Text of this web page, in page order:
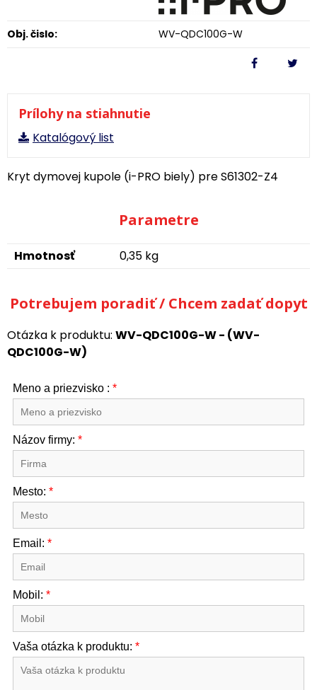
Obj. čislo: WV-QDC100G-W
Prílohy na stiahnutie
Katalógový list
Kryt dymovej kupole (i-PRO biely) pre S61302-Z4
Parametre
Hmotnosť 0,35 kg
Potrebujem poradiť / Chcem zadať dopyt
Otázka k produktu: WV-QDC100G-W - (WV-
QDC100G-W)